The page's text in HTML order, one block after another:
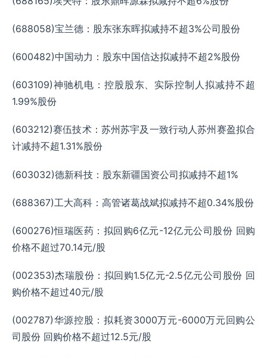
(688058)宝兰德：股东张东晖拟减持不超3%公司股份
(600482)中国动力：股东中国信达拟减持不超2%股份
(603109)神驰机电：控股股东、实际控制人拟减持不超
1.99%股份
(603212)赛伍技术：苏州苏宇及一致行动人苏州赛盈拟合
计减持不超1.31%股份
(603032)德新科技：股东新疆国资公司拟减持不超1%
(688367)工大高科：高管诸葛战斌拟减持不超0.34%股份
(600276)恒瑞医药：拟回购6亿元-12亿元公司股份 回购
价格不超过70.14元/股
(002353)杰瑞股份：拟回购1.5亿元-2.5亿元公司股份 回
购价格不超过40元/股
(002787)华源控股：拟耗资3000万元-6000万元回购公
司股份 回购价格不超过12.5元/股